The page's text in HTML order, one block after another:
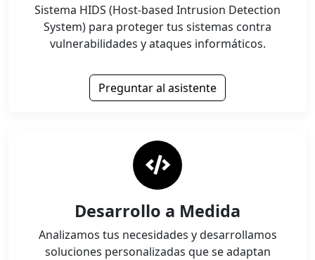
Sistema HIDS (Host-based Intrusion Detection
System) para proteger tus sistemas contra
vulnerabilidades y ataques informáticos.
Preguntar al asistente
Desarrollo a Medida
Analizamos tus necesidades y desarrollamos
soluciones personalizadas que se adaptan